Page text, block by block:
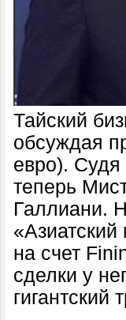
Тайский
обсуждая
евро). Судя
теперь
Галлиани.
на счет
сделки у
гигантский